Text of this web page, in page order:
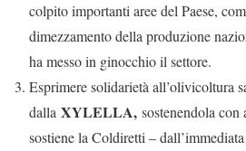
colpito importanti aree del Paese,
dimezzamento della produzione
ha messo in ginocchio il settore.
Esprimere solidarietà all’olivicoltura
dalla XYLELLA, sostenendola
sostiene la Coldiretti –